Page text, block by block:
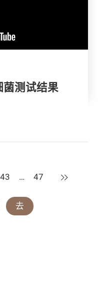
测试结果
43 … 47 下一页
去